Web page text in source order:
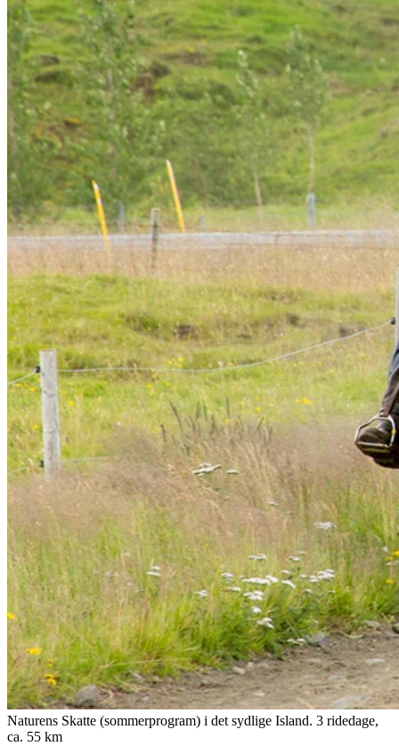
Naturens Skatte (sommerprogram) i det sydlige Island. 3 ridedage,
ca. 55 km